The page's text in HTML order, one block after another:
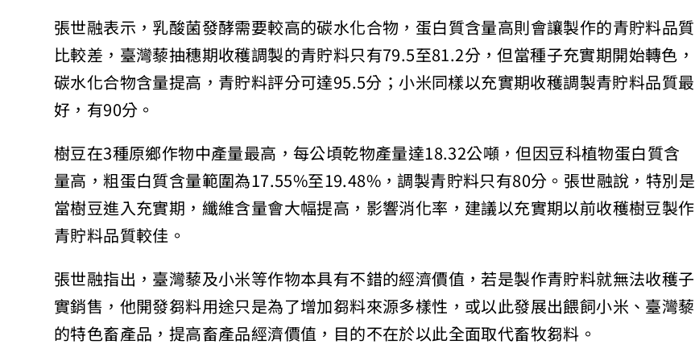
張世融表示，乳酸菌發酵需要較高的碳水化合物，蛋白質含量高則會讓製作的青貯料品質
比較差，臺灣藜抽穗期收穫調製的青貯料只有79.5至81.2分，但當種子充實期開始轉色，
碳水化合物含量提高，青貯料評分可達95.5分；小米同樣以充實期收穫調製青貯料品質最
好，有90分。
樹豆在3種原鄉作物中產量最高，每公頃乾物產量達18.32公噸，但因豆科植物蛋白質含
量高，粗蛋白質含量範圍為17.55%至19.48%，調製青貯料只有80分。張世融說，特別是
當樹豆進入充實期，纖維含量會大幅提高，影響消化率，建議以充實期以前收穫樹豆製作
青貯料品質較佳。
張世融指出，臺灣藜及小米等作物本具有不錯的經濟價值，若是製作青貯料就無法收穫子
實銷售，他開發芻料用途只是為了增加芻料來源多樣性，或以此發展出餵飼小米、臺灣藜
的特色畜產品，提高畜產品經濟價值，目的不在於以此全面取代畜牧芻料。